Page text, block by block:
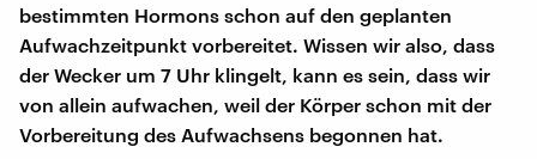
bestimmten Hormons schon auf den geplanten
Aufwachzeitpunkt vorbereitet. Wissen wir also, dass
der Wecker um 7 Uhr klingelt, kann es sein, dass wir
von allein aufwachen, weil der Körper schon mit der
Vorbereitung des Aufwachsens begonnen hat.